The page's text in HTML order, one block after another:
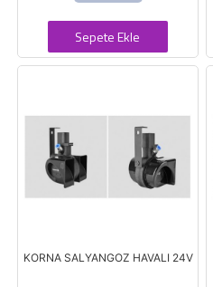
Sepete Ekle
KORNA SALYANGOZ HAVALI 24V